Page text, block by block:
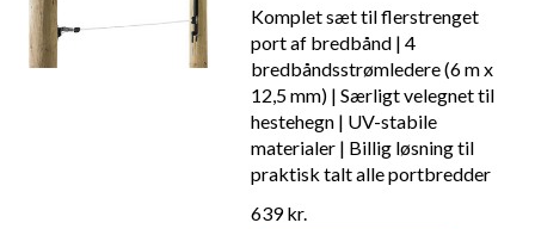
Komplet sæt til flerstrenget
port af bredbånd | 4
bredbåndsstrømledere (6 m x
12,5 mm) | Særligt velegnet til
hestehegn | UV-stabile
materialer | Billig løsning til
praktisk talt alle portbredder
639 kr.